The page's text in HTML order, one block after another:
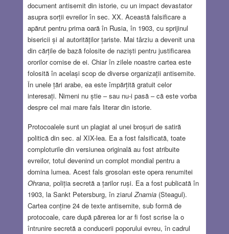
document antisemit din istorie, cu un impact devastator
asupra sorții evreilor în sec. XX. Această falsificare a
apărut pentru prima oară în Rusia, în 1903, cu sprijinul
bisericii și al autorităților țariste. Mai târziu a devenit una
din cărțile de bază folosite de naziști pentru justificarea
ororilor comise de ei. Chiar în zilele noastre cartea este
folosită în același scop de diverse organizații antisemite.
În unele țări arabe, ea este împărțită gratuit celor
interesați. Nimeni nu știe – sau nu-i pasă – că este vorba
despre cel mai mare fals literar din istorie.
Protocoalele sunt un plagiat al unei broșuri de satiră
politică din sec. al XIX-lea. Ea a fost falsificată, toate
comploturile din versiunea originală au fost atribuite
evreilor, totul devenind un complot mondial pentru a
domina lumea. Acest fals grosolan este opera renumitei
Ohrana, poliția secretă a țarilor ruși. Ea a fost publicată în
1903, la Sankt Petersburg, în ziarulZnamia(Steagul).
Cartea conține 24 de texte antisemite, sub formă de
protocoale, care după părerea lor ar fi fost scrise la o
întrunire secretă a conducerii poporului evreu, în cadrul